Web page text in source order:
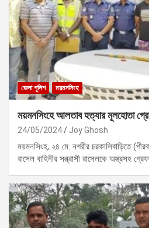
জেলা পুলিশ ময়মনসিংহ
ময়মনসিংহে আলতাব হত্যার মূলহোতা
24/05/2024 Joy Ghosh
ময়মনসিংহ, ২৪ মে: নগরীর চরকালিবাড়িতে
রাসেল বাহিনীর সন্ত্রাসী রাসেলকে অস্ত্রসহ